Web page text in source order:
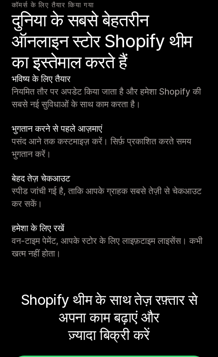
कॉमर्स के लिए तैयार किया गया
दुनिया के सबसे बेहतरीन
ऑनलाइन स्टोर Shopify थीम
का इस्तेमाल करते हैं
भविष्य के लिए तैयार
नियमित तौर पर अपडेट किया जाता है और हमेशा Shopify की
सबसे नई सुविधाओं के साथ काम करता है।
भुगतान करने से पहले आज़माएं
पसंद आने तक कस्टमाइज़ करें। सिर्फ़ प्रकाशित करते समय
भुगतान करें।
बेहद तेज़ चेकआउट
स्पीड जांची गई है, ताकि आपके ग्राहक सबसे तेज़ी से चेकआउट
कर सकें।
हमेशा के लिए रखें
वन-टाइम पेमेंट, आपके स्टोर के लिए लाइफ़टाइम लाइसेंस। कभी
खत्म नहीं होता।
Shopify थीम के साथ तेज़ रफ़्तार से
अपना काम बढ़ाएं और
ज़्यादा बिक्री करें